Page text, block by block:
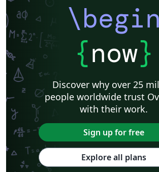
\begin
{now}
Discover why over 25
people worldwide trust
with their work.
Sign up for free
Explore all plans